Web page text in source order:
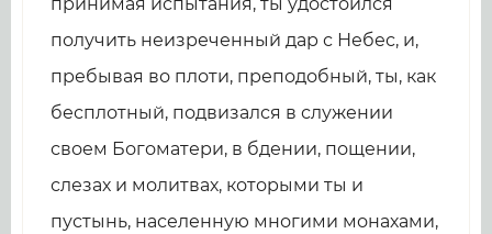
принимая испытания, ты удостоился
получить неизреченный дар с Небес, и,
пребывая во плоти, преподобный, ты, как
бесплотный, подвизался в служении
своем Богоматери, в бдении, пощении,
слезах и молитвах, которыми ты и
пустынь, населенную многими монахами,